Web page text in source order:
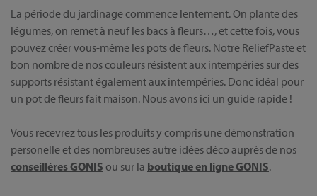
La période du jardinage commence lentement. On plante des
légumes, on remet à neuf les bacs à fleurs…, et cette fois, vous
pouvez créer vous-même les pots de fleurs. Notre ReliefPaste et
bon nombre de nos couleurs résistent aux intempéries sur des
supports résistant également aux intempéries. Donc idéal pour
un pot de fleurs fait maison. Nous avons ici un guide rapide !
Vous recevrez tous les produits y compris une démonstration
personelle et des nombreuses autre idées déco auprès de nos
conseillères GONIS ou sur la boutique en ligne GONIS.